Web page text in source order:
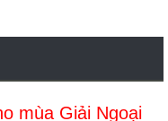
mùa Giải Ngoại